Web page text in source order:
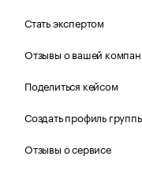
Стать экспертом
Отзывы о вашей
Поделиться кейсом
Создать профиль
Отзывы о сервисе